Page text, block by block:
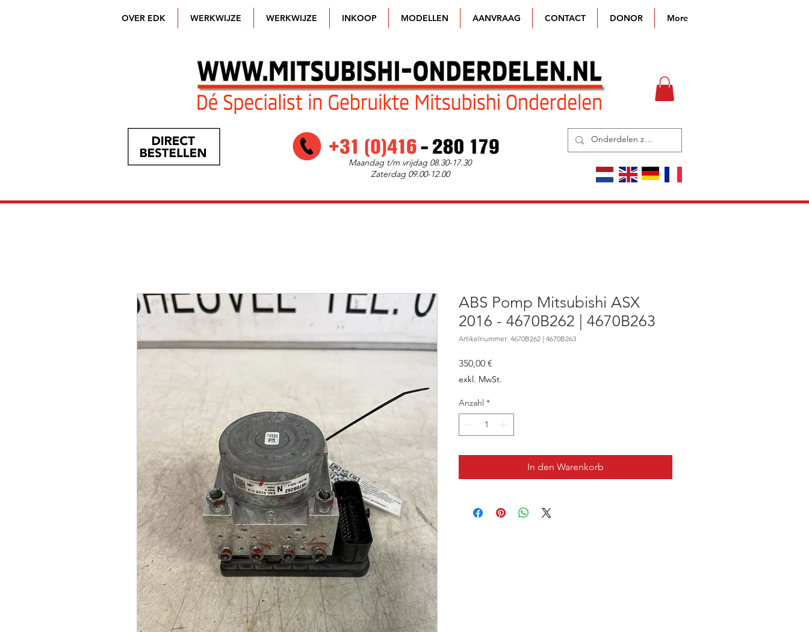
OVER EDK WERKWIJZE WERKWIJZE INKOOP MODELLEN AANVRAAG CONTACT DONOR More
Maandag t/m vrijdag 08.30-17.30
Zaterdag 09.00-12.00
ABS Pomp Mitsubishi ASX
2016 - 4670B262 | 4670B263
Artikelnummer: 4670B262 | 4670B263
350,00 €
exkl. MwSt.
Anzahl *
In den Warenkorb